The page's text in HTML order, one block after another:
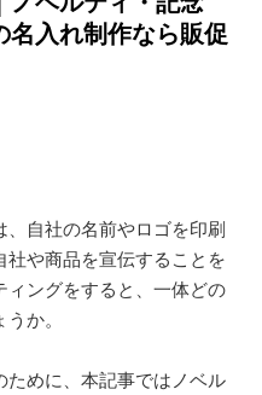
名入れ制作なら販促
、自社の名前やロゴを印刷
社や商品を宣伝することを
ィングをすると、一体どの
か。
ために、本記事ではノベル